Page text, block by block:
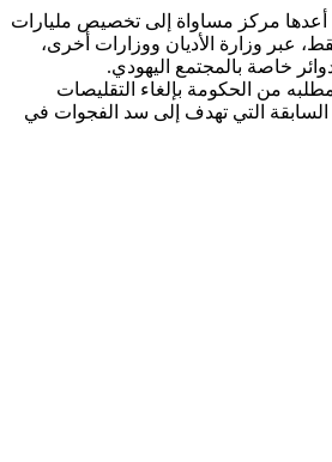
مركز مساواة إلى تخصيص مليارات
عبر وزارة الأديان ووزارات أخرى،
خاصة بالمجتمع اليهودي.
من الحكومة بإلغاء التقليصات
السابقة التي تهدف إلى سد الفجوات في